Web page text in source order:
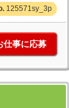
125571sy_3p
仕事に応募